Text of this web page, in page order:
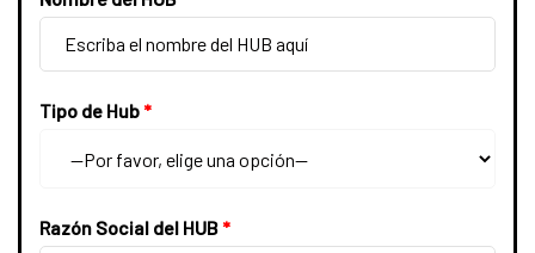
Tipo de Hub *
Razón Social del HUB *